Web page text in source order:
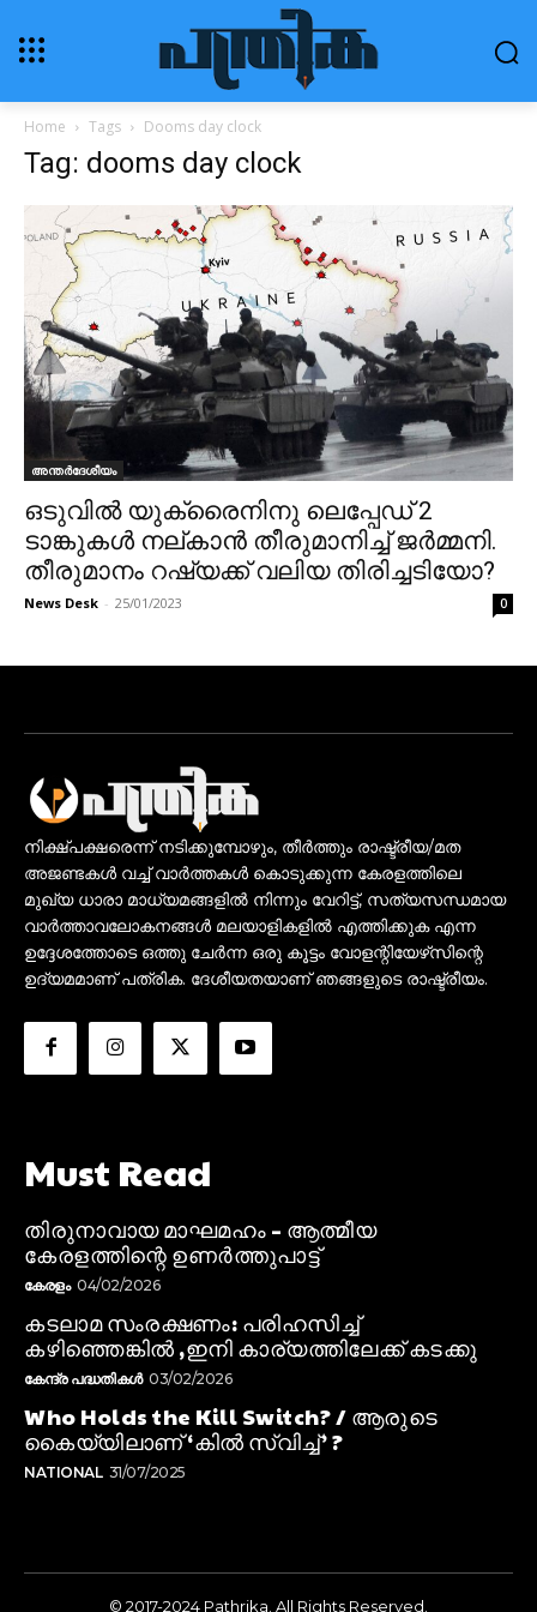
Home Tags Dooms day clock
Tag: dooms day clock
അന്തർദേശീയം
ഒടുവിൽ യുക്രൈനിനു ലെപ്പേഡ് 2
ടാങ്കുകൾ നല്കാൻ തീരുമാനിച്ച് ജർമ്മനി.
തീരുമാനം റഷ്യക്ക് വലിയ തിരിച്ചടിയോ?
News Desk - 25/01/2023 0
നിക്ഷ്പക്ഷരെന്ന് നടിക്കുമ്പോഴും, തീർത്തും രാഷ്ട്രീയ/മത
അജണ്ടകൾ വച്ച് വാർത്തകൾ കൊടുക്കുന്ന കേരളത്തിലെ
മുഖ്യ ധാരാ മാധ്യമങ്ങളിൽ നിന്നും വേറിട്ട്, സത്യസന്ധമായ
വാർത്താവലോകനങ്ങൾ മലയാളികളിൽ എത്തിക്കുക എന്ന
ഉദ്ദേശത്തോടെ ഒത്തു ചേർന്ന ഒരു കൂട്ടം വോളന്റിയേഴ്‌സിന്റെ
ഉദ്യമമാണ് പത്രിക. ദേശീയതയാണ് ഞങ്ങളുടെ രാഷ്ട്രീയം.
Must Read
തിരുനാവായ മാഘമഹം – ആത്മീയ
കേരളത്തിന്റെ ഉണർത്തുപാട്ട്
കേരളം 04/02/2026
കടലാമ സംരക്ഷണം: പരിഹസിച്ച്
കഴിഞ്ഞെങ്കിൽ ,ഇനി കാര്യത്തിലേക്ക് കടക്കു
കേന്ദ്ര പദ്ധതികൾ 03/02/2026
Who Holds the Kill Switch? / ആരുടെ
കൈയ്യിലാണ് ‘കിൽ സ്വിച്ച്’ ?
NATIONAL 31/07/2025
© 2017-2024 Pathrika. All Rights Reserved.